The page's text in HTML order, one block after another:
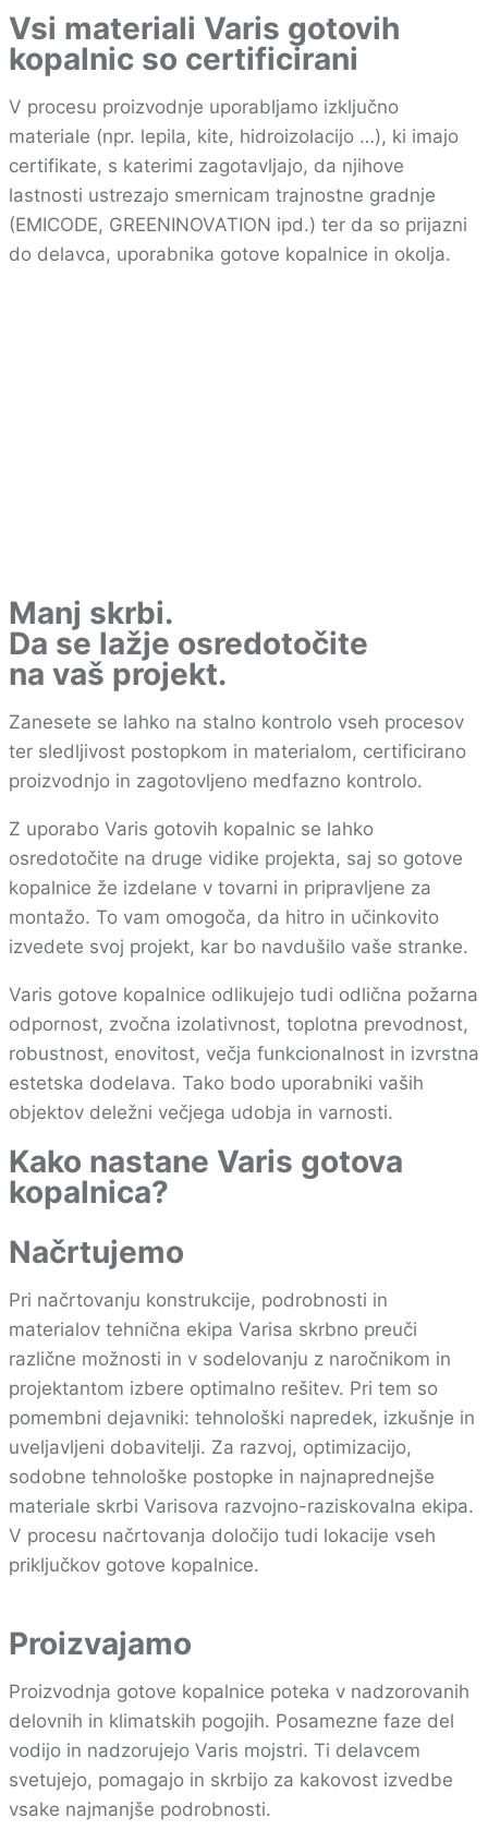
Vsi materiali Varis gotovih
kopalnic so certificirani
V procesu proizvodnje uporabljamo izključno
materiale (npr. lepila, kite, hidroizolacijo …), ki imajo
certifikate, s katerimi zagotavljajo, da njihove
lastnosti ustrezajo smernicam trajnostne gradnje
(EMICODE, GREENINOVATION ipd.) ter da so prijazni
do delavca, uporabnika gotove kopalnice in okolja.
Manj skrbi.
Da se lažje osredotočite
na vaš projekt.
Zanesete se lahko na stalno kontrolo vseh procesov
ter sledljivost postopkom in materialom, certificirano
proizvodnjo in zagotovljeno medfazno kontrolo.
Z uporabo Varis gotovih kopalnic se lahko
osredotočite na druge vidike projekta, saj so gotove
kopalnice že izdelane v tovarni in pripravljene za
montažo. To vam omogoča, da hitro in učinkovito
izvedete svoj projekt, kar bo navdušilo vaše stranke.
Varis gotove kopalnice odlikujejo tudi odlična požarna
odpornost, zvočna izolativnost, toplotna prevodnost,
robustnost, enovitost, večja funkcionalnost in izvrstna
estetska dodelava. Tako bodo uporabniki vaših
objektov deležni večjega udobja in varnosti.
Kako nastane Varis gotova
kopalnica?
Načrtujemo
Pri načrtovanju konstrukcije, podrobnosti in
materialov tehnična ekipa Varisa skrbno preuči
različne možnosti in v sodelovanju z naročnikom in
projektantom izbere optimalno rešitev. Pri tem so
pomembni dejavniki: tehnološki napredek, izkušnje in
uveljavljeni dobavitelji. Za razvoj, optimizacijo,
sodobne tehnološke postopke in najnaprednejše
materiale skrbi Varisova razvojno-raziskovalna ekipa.
V procesu načrtovanja določijo tudi lokacije vseh
priključkov gotove kopalnice.
Proizvajamo
Proizvodnja gotove kopalnice poteka v nadzorovanih
delovnih in klimatskih pogojih. Posamezne faze del
vodijo in nadzorujejo Varis mojstri. Ti delavcem
svetujejo, pomagajo in skrbijo za kakovost izvedbe
vsake najmanjše podrobnosti.